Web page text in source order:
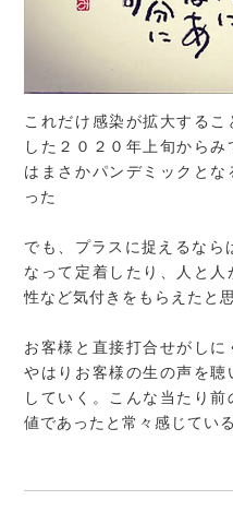
これだけ感染が拡大する
した２０２０年上旬から
はまさかパンデミックと
った
でも、プラスに捉えるなら
なって定着したり、人と
性など気付きをもらえたと
お客様と直接打合せがしに
やはりお客様の生の声を聴
していく。こんな当たり
値であったと常々感じている